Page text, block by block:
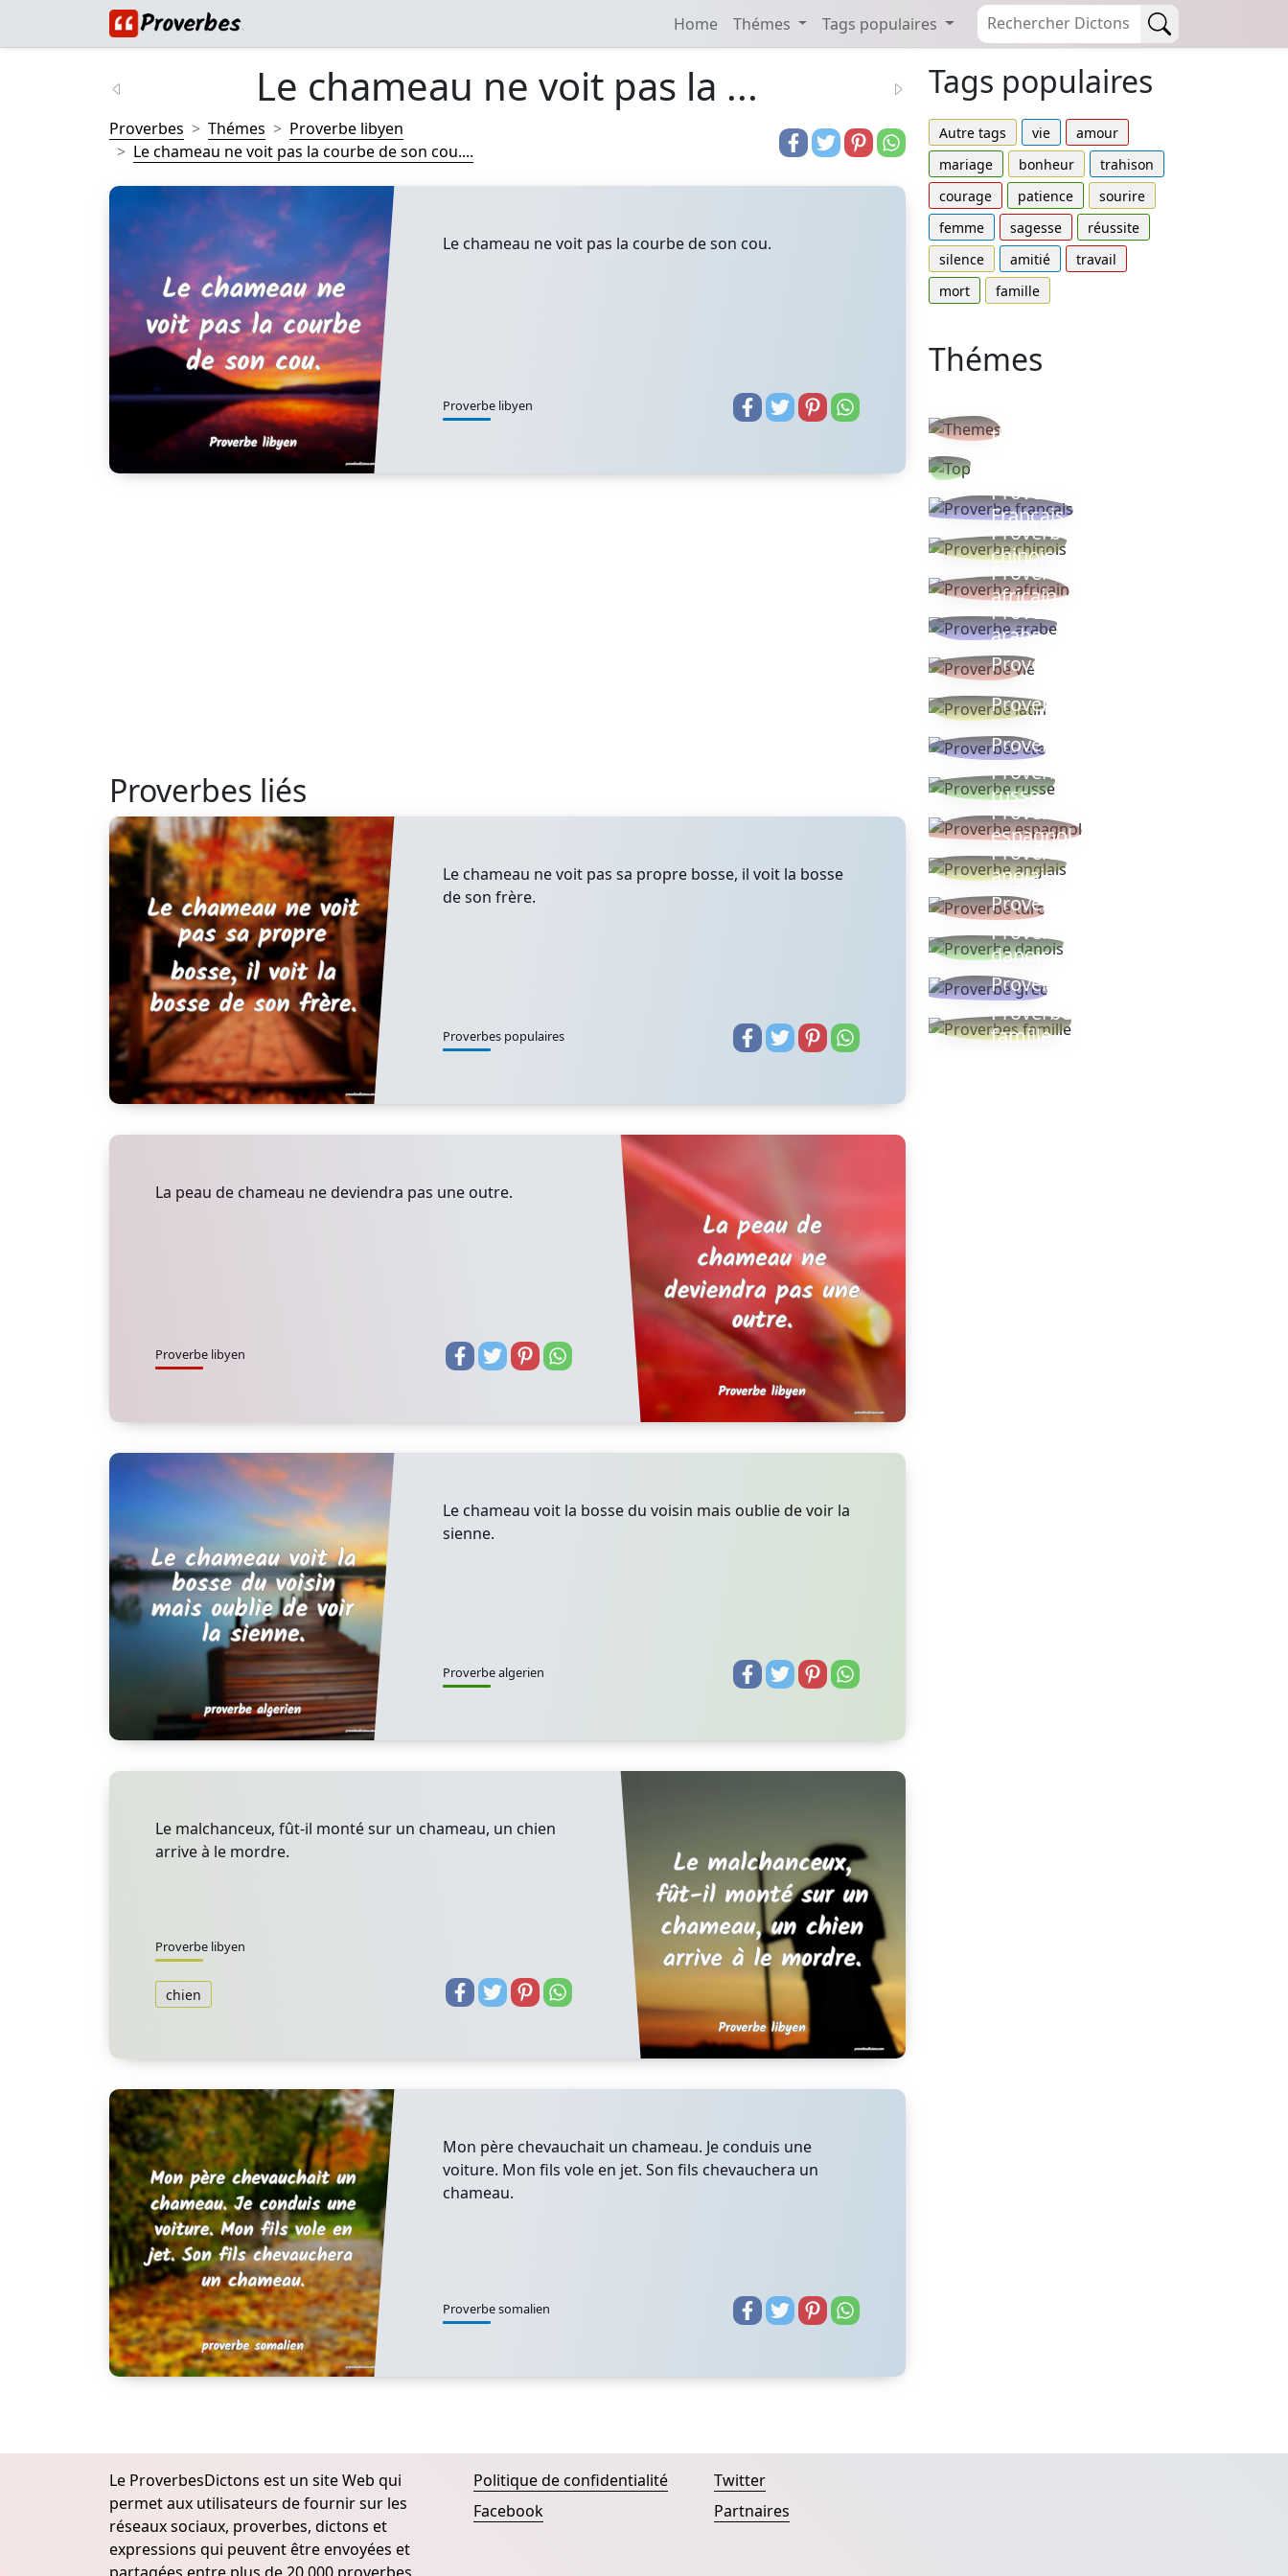
Home Thémes Tags populaires
Le chameau ne voit pas la ...
Proverbes Thémes
Proverbe libyen
Le chameau ne voit pas la courbe de son cou....
Le chameau ne voit pas la courbe de son cou.
Proverbe libyen
Proverbes liés
Le chameau ne voit pas sa propre bosse, il voit la bosse
de son frère.
Proverbes populaires
La peau de chameau ne deviendra pas une outre.
Proverbe libyen
Le chameau voit la bosse du voisin mais oublie de voir la
sienne.
Proverbe algerien
Le malchanceux, fût-il monté sur un chameau, un chien
arrive à le mordre.
Proverbe libyen
chien
Mon père chevauchait un chameau. Je conduis une
voiture. Mon fils vole en jet. Son fils chevauchera un
chameau.
Proverbe somalien
Tags populaires
Autre tags vie
amour
mariage
bonheur
trahison
courage
patience
sourire
femme
sagesse
réussite
silence
amitié
travail
mort
famille
Thémes
thèmes
Proverbe
Français
Proverbe
chinois
Proverbe
africain
Proverbe
arabe
Proverbe vie
Proverbe latin
Proverbes ete
Proverbe
russe
Proverbe
espagnol
Proverbe
anglais
Proverbe turc
Proverbe
danois
Proverbe grec
Proverbes
famille
Le ProverbesDictons est un site Web qui
permet aux utilisateurs de fournir sur les
réseaux sociaux, proverbes, dictons et
expressions qui peuvent être envoyées et
Politique de confidentialité
Facebook
Twitter
Partnaires